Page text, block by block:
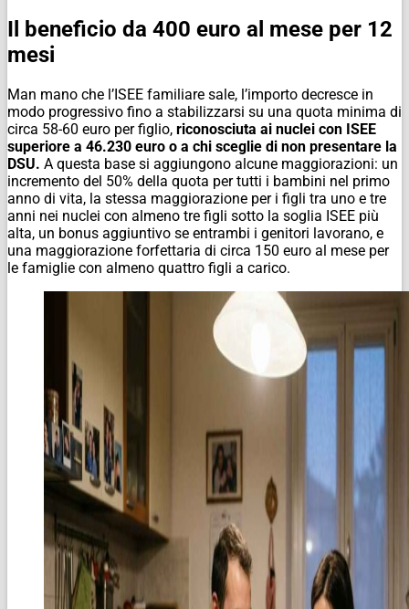
Il beneficio da 400 euro al mese per 12
mesi
Man mano che l’ISEE familiare sale, l’importo decresce in
modo progressivo fino a stabilizzarsi su una quota minima di
circa 58-60 euro per figlio, riconosciuta ai nuclei con ISEE
superiore a 46.230 euro o a chi sceglie di non presentare la
DSU. A questa base si aggiungono alcune maggiorazioni: un
incremento del 50% della quota per tutti i bambini nel primo
anno di vita, la stessa maggiorazione per i figli tra uno e tre
anni nei nuclei con almeno tre figli sotto la soglia ISEE più
alta, un bonus aggiuntivo se entrambi i genitori lavorano, e
una maggiorazione forfettaria di circa 150 euro al mese per
le famiglie con almeno quattro figli a carico.